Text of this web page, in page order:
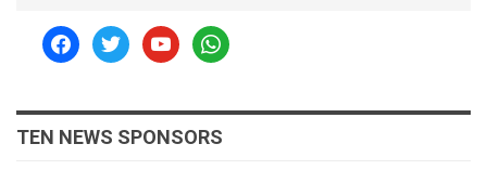
facebooktwitteryoutubewhatsapp
TEN NEWS SPONSORS